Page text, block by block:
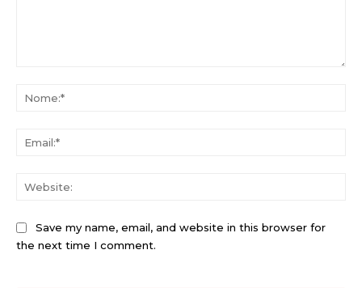
Save my name, email, and website in this browser for
the next time I comment.